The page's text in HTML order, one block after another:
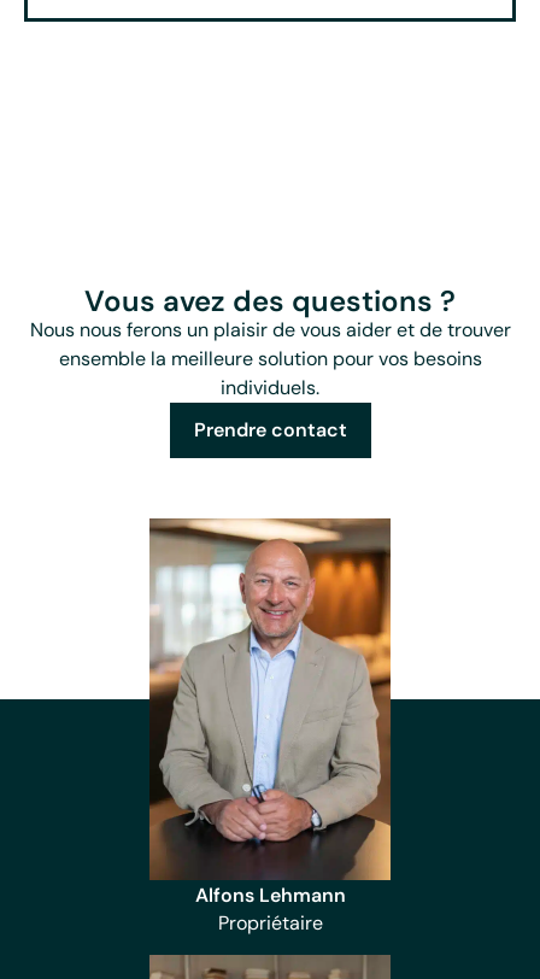
Vous avez des questions ?
Nous nous ferons un plaisir de vous aider et de trouver
ensemble la meilleure solution pour vos besoins
individuels.
Prendre contact
Alfons Lehmann
Propriétaire